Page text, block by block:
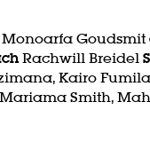
Goudsmit
Rachwill Breidel
Kairo
Smith,